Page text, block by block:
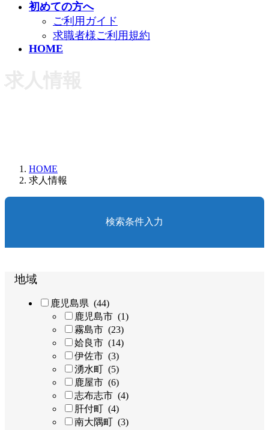
初めての方へ
ご利用ガイド
求職者様ご利用規約
HOME
HOME
求人情報
検索条件入力
地域
鹿児島県 (44)
鹿児島市 (1)
霧島市 (23)
姶良市 (14)
伊佐市 (3)
湧水町 (5)
鹿屋市 (6)
志布志市 (4)
肝付町 (4)
南大隅町 (3)